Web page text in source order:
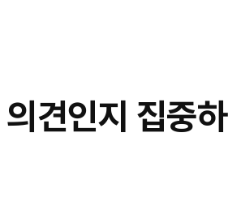
견인지 집중하